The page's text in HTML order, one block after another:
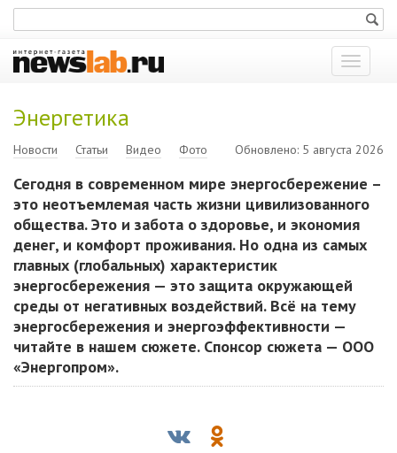
Показать
меню
Энергетика
Новости Статьи Видео Фото Обновлено: 5 августа 2026
Сегодня в современном мире энергосбережение –
это неотъемлемая часть жизни цивилизованного
общества. Это и забота о здоровье, и экономия
денег, и комфорт проживания. Но одна из самых
главных (глобальных) характеристик
энергосбережения — это защита окружающей
среды от негативных воздействий. Всё на тему
энергосбережения и энергоэффективности —
читайте в нашем сюжете. Спонсор сюжета — ООО
«Энергопром».